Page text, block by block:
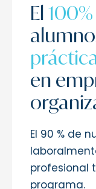
El 100%
en
El 90 % de
profesional
programa.